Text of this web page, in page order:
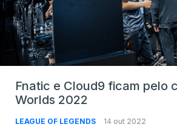
Fnatic e Cloud9 ficam pelo
Worlds 2022
LEAGUE OF LEGENDS 14 out 2022